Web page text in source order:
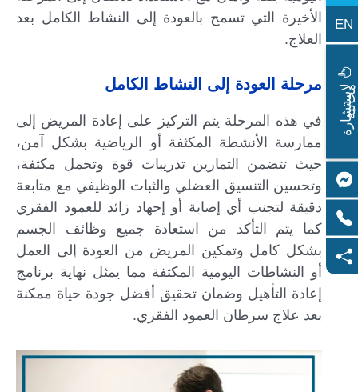
الأخيرة التي تسمح بالعودة إلى النشاط الكامل بعد
العلاج.
مرحلة العودة إلى النشاط الكامل
في هذه المرحلة يتم التركيز على إعادة المريض إلى
ممارسة الأنشطة المكثفة أو الرياضية بشكل آمن،
حيث تتضمن التمارين تدريبات قوة وتحمل مكثفة،
وتحسين التنسيق العضلي والثبات الوظيفي مع متابعة
دقيقة لتجنب أي إصابة أو إجهاد زائد للعمود الفقري
كما يتم التأكد من استعادة جميع وظائف الجسم
بشكل كامل وتمكين المريض من العودة إلى العمل
أو النشاطات اليومية المكثفة مما يمثل نهاية برنامج
إعادة التأهيل وضمان تحقيق أفضل جودة حياة ممكنة
بعد علاج سرطان العمود الفقري.
EN
ل
ا
س
ت
ش
ا
ر
ة
م
ج
ا
ن
ي
ة